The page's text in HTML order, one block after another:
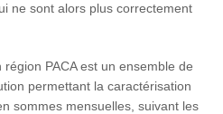
ne sont alors plus correctement
région PACA est un ensemble de
permettant la caractérisation
sommes mensuelles, suivant les